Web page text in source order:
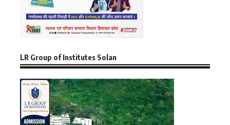
LR Group of Institutes Solan